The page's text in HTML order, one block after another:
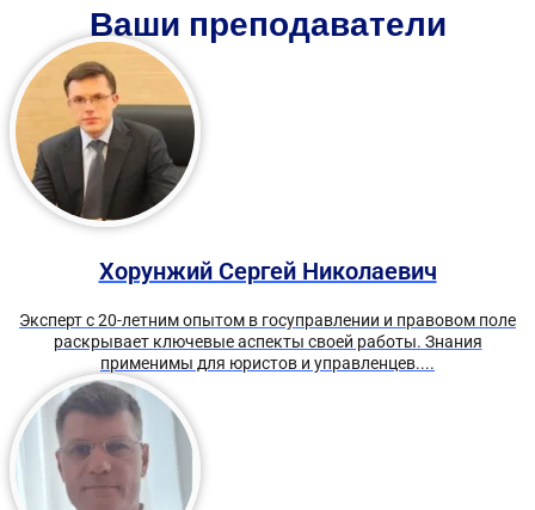
Ваши преподаватели
Хорунжий Сергей Николаевич
Эксперт с 20-летним опытом в госуправлении и правовом поле
раскрывает ключевые аспекты своей работы. Знания
применимы для юристов и управленцев....